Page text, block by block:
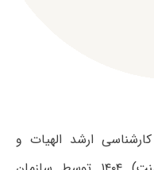
ارشد الهیات و